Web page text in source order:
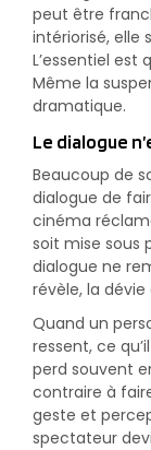
peut être
intériorisé, elle
L’essentiel est
Même la
dramatique.
Le dialogue
Beaucoup de
dialogue de
cinéma
soit mise sous
dialogue ne
révèle, la
Quand un
ressent, ce
perd souvent
contraire à
geste et
spectateur